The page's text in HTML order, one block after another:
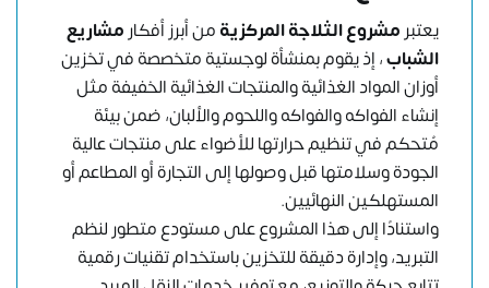
يعتبر مشروع الثلاجة المركزيةمن أبرز أفكار مشاريع
الشباب، إذ يقوم بمنشأة لوجستية متخصصة في تخزين
أوزان المواد الغذائية والمنتجات الغذائية الخفيفة مثل
إنشاء الفواكه والفواكه واللحوم والألبان، ضمن بيئة
مُتحكم في تنظيم حرارتها للأضواء على منتجات عالية
الجودة وسلامتها قبل وصولها إلى التجارة أو المطاعم أو
المستهلكين النهائيين.
واستنادًا إلى هذا المشروع على مستودع متطور لنظم
التبريد، وإدارة دقيقة للتخزين باستخدام تقنيات رقمية